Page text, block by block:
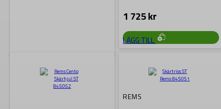
Ridgid Skärtrissa E-3-S
1 725kr
LÄGG TILL
REMS